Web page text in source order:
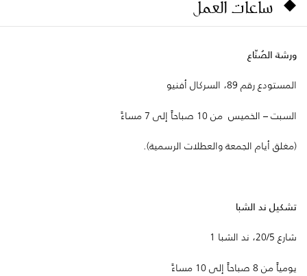
ساعات العمل
ورشة الصُنّاع
المستودع رقم 89، السركال أفنيو
السبت – الخميس من 10 صباحاً إلى 7 مساءً
(مغلق أيام الجمعة والعطلات الرسمية).
تشكيل ند الشبا
شارع 20/5، ند الشبا 1
يومياً من 8 صباحاً إلى 10 مساءً